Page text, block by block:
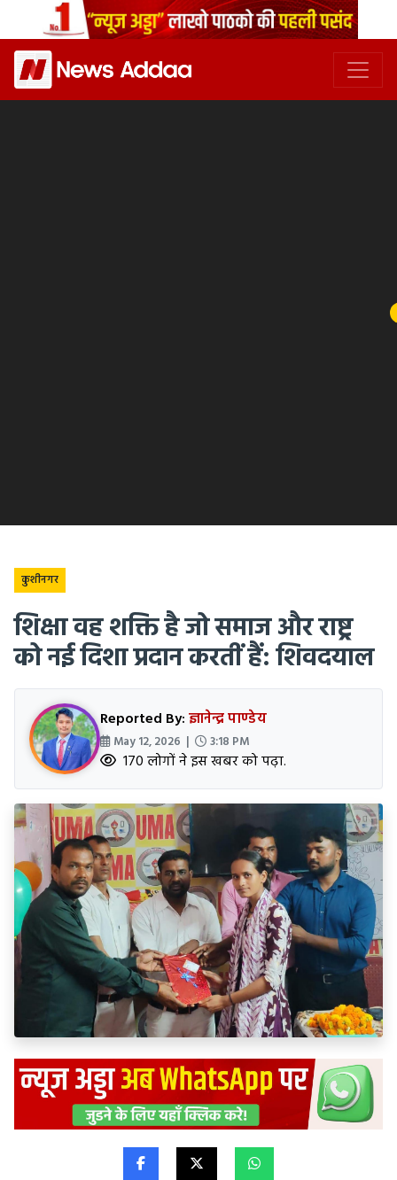
कुशीनगर
शिक्षा वह शक्ति है जो समाज और राष्ट्र
को नई दिशा प्रदान करतीं हैं: शिवदयाल
Reported By:ज्ञानेन्द्र पाण्डेय
May 12, 2026 | 3:18 PM
170 लोगों ने इस खबर को पढ़ा.